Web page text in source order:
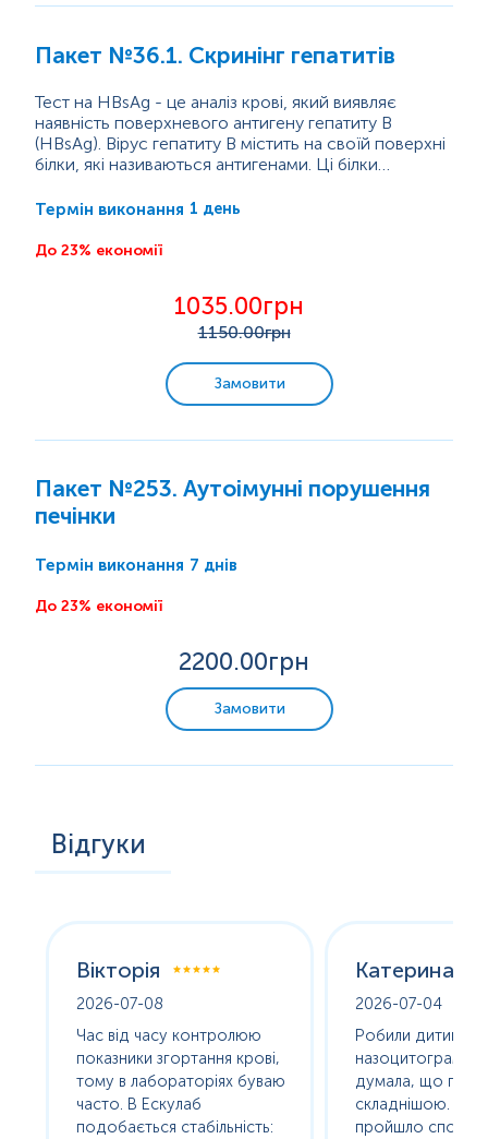
Пакет №36.1. Скринінг гепатитів
Тест на HBsAg - це аналіз крові, який виявляє
наявність поверхневого антигену гепатиту В
(HBsAg). Вірус гепатиту В містить на своїй поверхні
білки, які називаються антигенами. Ці білки
утворюються антитіла.
частиною зовнішнього шару клітини вірусу гепатиту
використовується для реплікації. Навколо неї
Термін виконання 1 день
До 23% економії
1035.00грн
1150.00грн
Замовити
Пакет №253. Аутоімунні порушення
печінки
Термін виконання 7 днів
До 23% економії
2200.00грн
Замовити
Відгуки
Вікторія
2026-07-08
Час від часу контролюю
показники згортання крові,
тому в лабораторіях буваю
часто. В Ескулаб
подобається стабільність:
Катерина
2026-07-04
Робили дитині
назоцитограму.
думала, що
складнішою.
пройшло